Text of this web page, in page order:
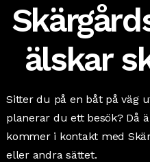
älskar
Sitter du på en båt på väg
planerar du ett besök? Då
kommer i kontakt med
eller andra sättet.